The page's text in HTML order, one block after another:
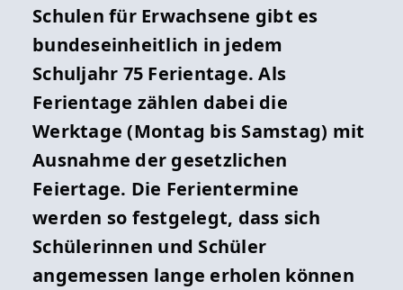
Schulen für Erwachsene gibt es
bundeseinheitlich in jedem
Schuljahr 75 Ferientage. Als
Ferientage zählen dabei die
Werktage (Montag bis Samstag) mit
Ausnahme der gesetzlichen
Feiertage. Die Ferientermine
werden so festgelegt, dass sich
Schülerinnen und Schüler
angemessen lange erholen können